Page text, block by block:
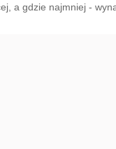
a gdzie najmniej -